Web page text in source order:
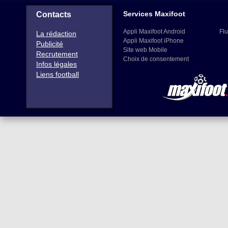
Contacts
La rédaction
Publicité
Recrutement
Infos légales
Liens football
Services Maxifoot
Appli Maxifoot Android
Appli Maxifoot iPhone
Site web Mobile
Choix de consentement